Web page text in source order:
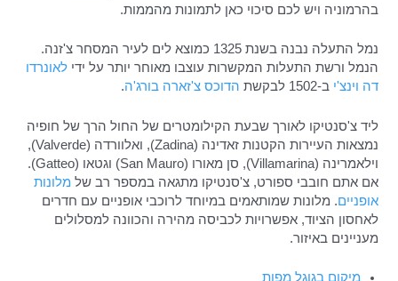
בהרמוניה ויש לכם סיכוי כאן לתמונות מהממות.
נמל התעלה נבנה בשנת 1325 כמוצא לים לעיר המסחר צ'זנה.
הנמל ורשת התעלות המקשרות עוצבו מאוחר יותר על ידילאונרדו
דה וינצ'י ב-1502 לבקשת הדוכס צ'זארה בורג'ה.
ליד צ'סנטיקו לאורך שבעת הקילומטרים של החול הרך של חופיה
נמצאות העיירות הקטנות זאדינה (Zadina), ואלוורדה (Valverde),
וילאמרינה (Villamarina), סן מאורו (San Mauro) וגטאו (Gatteo).
אם אתם חובבי ספורט, צ'סנטיקו מתגאה במספר רב של מלונות
אופניים. מלונות שמותאמים במיוחד לרוכבי אופניים עם חדרים
לאחסון הציוד, אפשרויות לכביסה מהירה והכוונה למסלולים
מעניינים באיזור.
מיקום בגוגל מפות